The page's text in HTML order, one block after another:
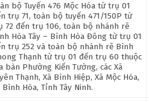
bộ Tuyến 476 Mộc Hóa từ trụ 01
trụ 71, toàn bộ tuyến 471/150P từ
72 đến trụ 106, toàn bộ nhánh rẽ
Hòa Tây – Bình Hòa Đông từ trụ 01
trụ 252 và toàn bộ nhánh rẽ Bình
Thạnh từ trụ 01 đến trụ 60 thuộc
bàn Phường Kiến Tường, các Xã
Thạnh, Xã Bình Hiệp, Xã Mộc Hóa,
Bình Hòa, Tỉnh Tây Ninh.